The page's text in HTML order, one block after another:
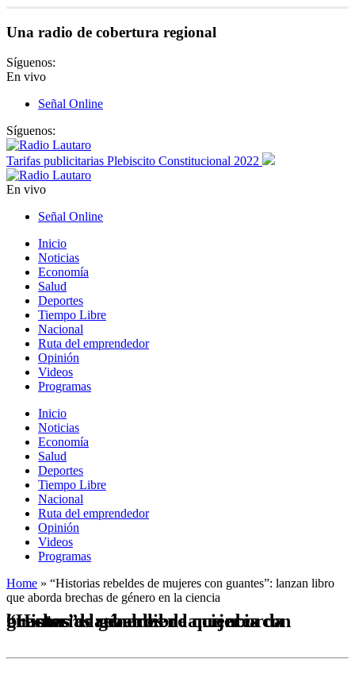
Una radio de cobertura regional
Síguenos:
En vivo
Señal Online
Síguenos:
Tarifas publicitarias Plebiscito Constitucional 2022
En vivo
Señal Online
Inicio
Noticias
Economía
Salud
Deportes
Tiempo Libre
Nacional
Ruta del emprendedor
Opinión
Videos
Programas
Inicio
Noticias
Economía
Salud
Deportes
Tiempo Libre
Nacional
Ruta del emprendedor
Opinión
Videos
Programas
Home » “Historias rebeldes de mujeres con guantes”: lanzan libro
que aborda brechas de género en la ciencia
“Historias rebeldes de mujeres con guantes”: lanzan libro que aborda brechas de género en la ciencia